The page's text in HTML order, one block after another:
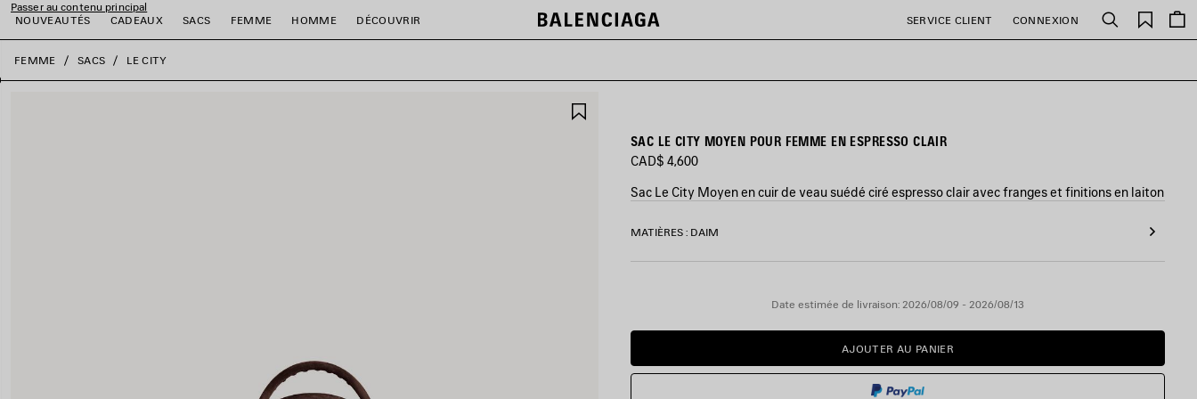
Passer au contenu principal
NOUVEAUTÉS
CADEAUX SACS FEMME HOMME DÉCOUVRIR SERVICE CLIENT CONNEXION Rechercher
fermer la bannière
FEMME SACS LE CITY
FAVORISSAC LE CITY MOYEN POUR FEMME EN ESPRESSO CLAIR
CAD$ 4,600
Sac Le City Moyen en cuir de veau suédé ciré espresso clair avec franges et finitions en laiton
COULEURS
MATIÈRES : DAIM
Date estimée de livraison: 2026/08/09 - 2026/08/13
AJOUTER
AU
AJOUTER AU PANIER
VEUILLEZ
SÉLECTIONNER
TAILLE